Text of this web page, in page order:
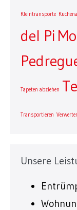
Kleintransporte
del Pi
Tapeten abziehen
Transportieren
Unsere